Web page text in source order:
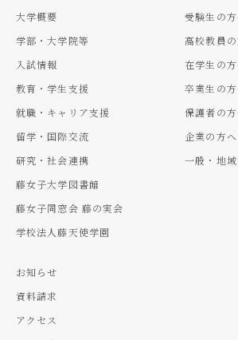
大学概要
学部・大学院等
入試情報
教育・学生支援
就職・キャリア支援
留学・国際交流
研究・社会連携
藤女子大学図書館
藤女子同窓会 藤の実会
学校法人藤天使学園
受験生の
高校教員
在学生の
卒業生の
保護者の
企業の方へ
一般・地
お知らせ
資料請求
アクセス